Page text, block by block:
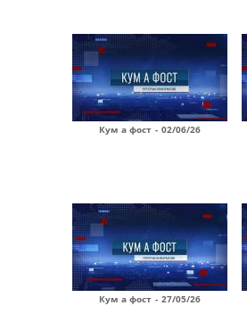
Кум а фост - 02/06/26
Кум а фост - 27/05/26